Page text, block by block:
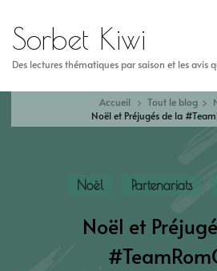
Sorbet Kiwi
Des lectures thématiques par saison et les avis
Accueil Tout le blog
Noël et Préjugés de la
Noël Partenariats
Noël et